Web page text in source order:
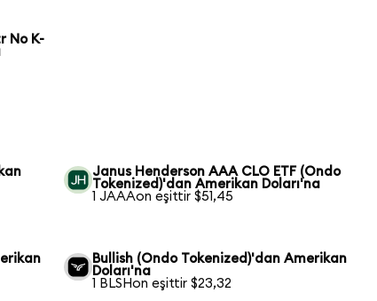
No K-
Janus Henderson AAA CLO ETF (Ondo
Tokenized)'dan Amerikan Doları'na
1 JAAAon eşittir $51,45
Bullish (Ondo Tokenized)'dan Amerikan
Doları'na
1 BLSHon eşittir $23,32